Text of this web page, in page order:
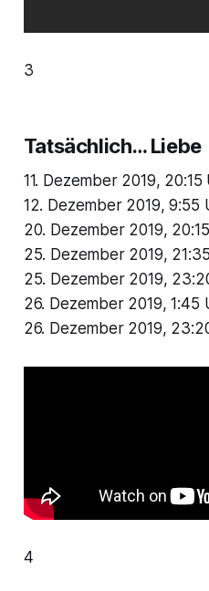
3
Tatsächlich… Liebe
11. Dezember 2019, 20:15
12. Dezember 2019, 9:55
20. Dezember 2019,
25. Dezember 2019,
25. Dezember 2019,
26. Dezember 2019, 1:45
26. Dezember 2019,
4